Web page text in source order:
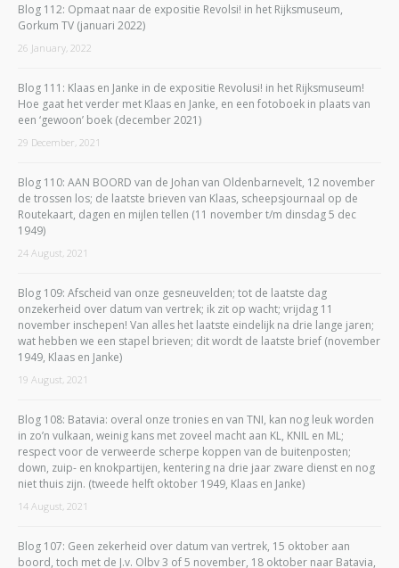
Blog 112: Opmaat naar de expositie Revolsi! in het Rijksmuseum,
Gorkum TV (januari 2022)
26 January, 2022
Blog 111: Klaas en Janke in de expositie Revolusi! in het Rijksmuseum!
Hoe gaat het verder met Klaas en Janke, en een fotoboek in plaats van
een ‘gewoon’ boek (december 2021)
29 December, 2021
Blog 110: AAN BOORD van de Johan van Oldenbarnevelt, 12 november
de trossen los; de laatste brieven van Klaas, scheepsjournaal op de
Routekaart, dagen en mijlen tellen (11 november t/m dinsdag 5 dec
1949)
24 August, 2021
Blog 109: Afscheid van onze gesneuvelden; tot de laatste dag
onzekerheid over datum van vertrek; ik zit op wacht; vrijdag 11
november inschepen! Van alles het laatste eindelijk na drie lange jaren;
wat hebben we een stapel brieven; dit wordt de laatste brief (november
1949, Klaas en Janke)
19 August, 2021
Blog 108: Batavia: overal onze tronies en van TNI, kan nog leuk worden
in zo’n vulkaan, weinig kans met zoveel macht aan KL, KNIL en ML;
respect voor de verweerde scherpe koppen van de buitenposten;
down, zuip- en knokpartijen, kentering na drie jaar zware dienst en nog
niet thuis zijn. (tweede helft oktober 1949, Klaas en Janke)
14 August, 2021
Blog 107: Geen zekerheid over datum van vertrek, 15 oktober aan
boord, toch met de J.v. Olbv 3 of 5 november, 18 oktober naar Batavia,